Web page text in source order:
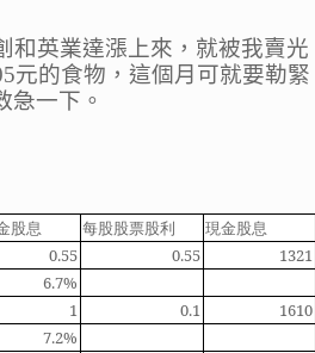
和英業達漲上來，就被我賣光
元的食物，這個月可就要勒緊
急一下。
股息 每股股票股利 現金股息
0.55 0.55 1321
6.7%
1 0.1 1610
7.2%